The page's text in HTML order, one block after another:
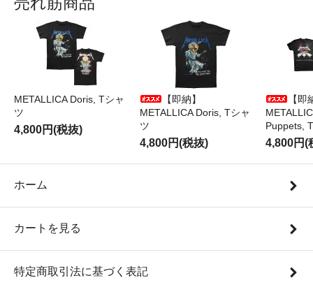
METALLICA Doris, Tシャ
ツ
4,800円(税抜)
【即納】
METALLICA Doris, Tシャ
ツ
4,800円(税抜)
【即
Puppets,
4,800円(
ホーム
カートを見る
特定商取引法に基づく表記